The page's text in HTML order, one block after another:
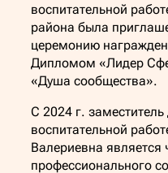
воспитательной
района была
церемонию
Дипломом «Лидер
«Душа сообщества».
С 2024 г.
воспитательной
Валериевна является
профессионального